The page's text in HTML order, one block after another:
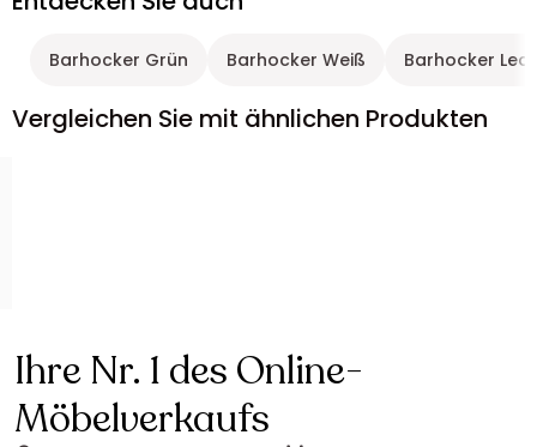
Barhocker Grün Barhocker Weiß Barhocker
Vergleichen Sie mit ähnlichen Produkten
Ihre Nr. 1 des Online-
Möbelverkaufs